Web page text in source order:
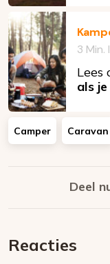
3 Min.
Lees
als
Camper Caravan
Deel
Reacties